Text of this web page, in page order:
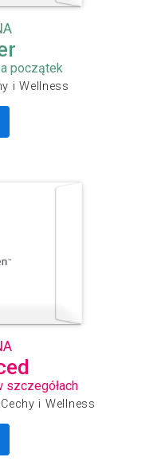
początek
i Wellness
szczegółach
i Wellness